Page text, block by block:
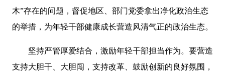
木”存在的问题，督促地区、部门党委拿出净化政治生态
的举措，为年轻干部健康成长营造风清气正的政治生态。
坚持严管厚爱结合，激励年轻干部担当作为。要营造
支持大胆干、大胆闯，支持改革、鼓励创新的良好氛围，